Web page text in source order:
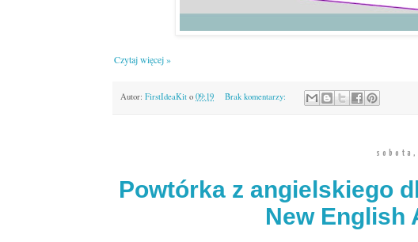
Czytaj więcej »
Autor: FirstIdeaKit o 09:19 Brak komentarzy:
sobota,
Powtórka z angielskiego
New English